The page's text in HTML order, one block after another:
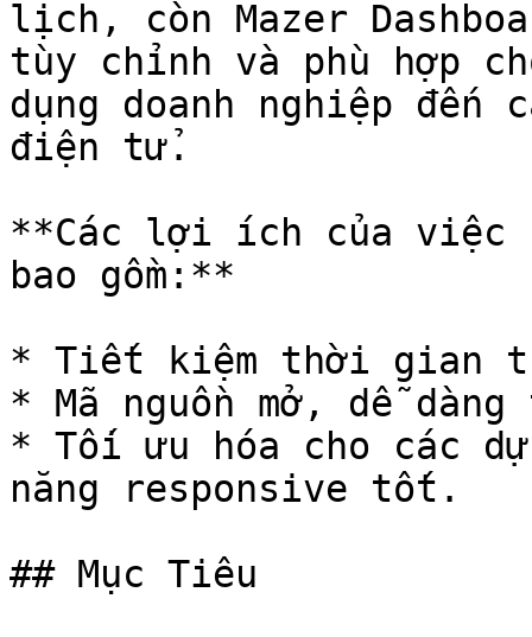
lịch, còn Mazer
tùy chỉnh và phù hợp
dụng doanh nghiệp đến
điện tử.
**Các lợi ích của việc
bao gồm:**
* Tiết kiệm thời gian
* Mã nguồn mở, dễ
* Tối ưu hóa cho các
năng responsive tốt.
## Mục Tiêu